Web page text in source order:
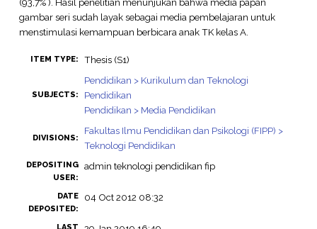
gambar seri sudah layak sebagai media pembelajaran untuk
menstimulasi kemampuan berbicara anak TK kelas A.
ITEM TYPE: Thesis (S1)
SUBJECTS:
Pendidikan > Kurikulum dan Teknologi
Pendidikan
Pendidikan > Media Pendidikan
DIVISIONS:
Fakultas Ilmu Pendidikan dan Psikologi (FIPP) >
Teknologi Pendidikan
DEPOSITING
USER:
admin teknologi pendidikan fip
DATE
DEPOSITED:
04 Oct 2012 08:32